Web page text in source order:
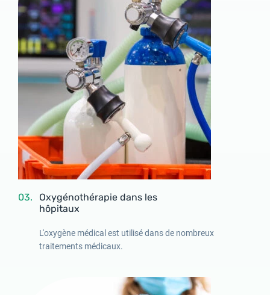
03.
Oxygénothérapie dans les
hôpitaux
L'oxygène médical est utilisé dans de nombreux
traitements médicaux.